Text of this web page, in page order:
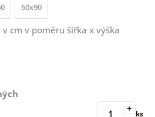
60x90
cm v poměru šířka x výška
+ ks